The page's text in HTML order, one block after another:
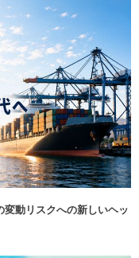
動リスクへの新しいヘッ